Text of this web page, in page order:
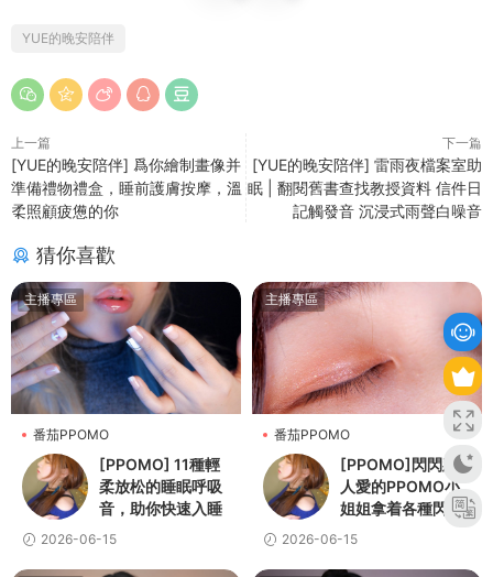
YUE的晚安陪伴
上一篇
[YUE的晚安陪伴] 爲你繪制畫像并
準備禮物禮盒，睡前護膚按摩，溫
柔照顧疲憊的你
下一篇
[YUE的晚安陪伴] 雷雨夜檔案室助
眠 | 翻閱舊書查找教授資料 信件日
記觸發音 沉浸式雨聲白噪音
猜你喜歡
主播專區
番茄PPOMO
[PPOMO] 11種輕
柔放松的睡眠呼吸
音，助你快速入睡
2026-06-15
主播專區
番茄PPOMO
[PPOMO]閃閃惹
人愛的PPOMO小
姐姐拿着各種閃閃
發光的道具讓你輕
2026-06-15